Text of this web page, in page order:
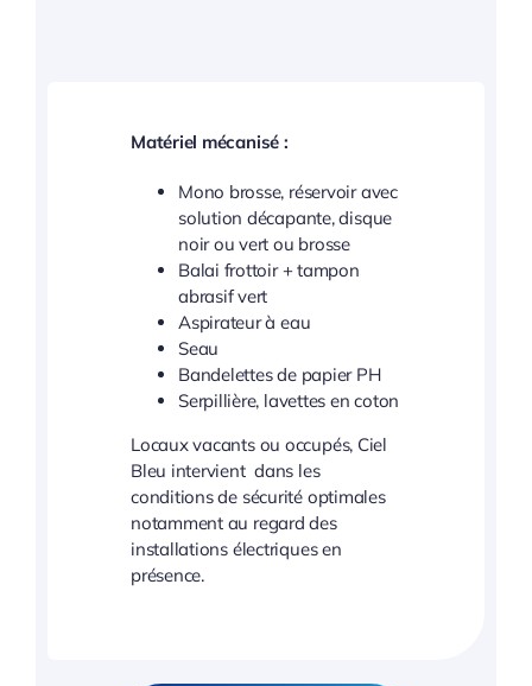
Matériel mécanisé :
Mono brosse, réservoir avec
solution décapante, disque
noir ou vert ou brosse
Balai frottoir + tampon
abrasif vert
Aspirateur à eau
Seau
Bandelettes de papier PH
Serpillière, lavettes en coton
Locaux vacants ou occupés, Ciel
Bleu intervient dans les
conditions de sécurité optimales
notamment au regard des
installations électriques en
présence.